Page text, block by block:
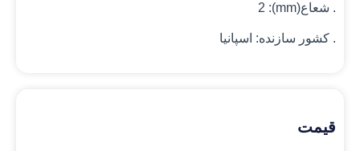
. شعاع(mm): 2
. کشور سازنده: اسپانیا
قیمت